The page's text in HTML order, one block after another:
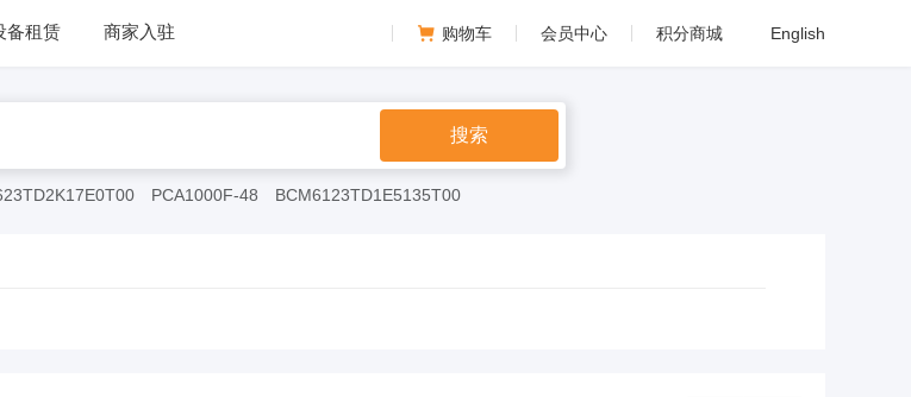
备租赁 商家入驻 购物车 会员中心
会员中心
积分商城 English
搜索
PCA1000F-48 BCM6123TD1E5135T00